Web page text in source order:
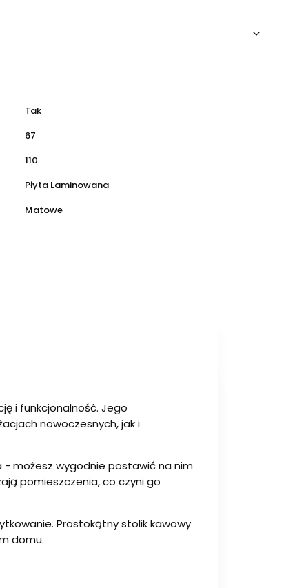
Tak
67
110
Płyta Laminowana
Matowe
i funkcjonalność. Jego
nowoczesnych, jak i
możesz wygodnie postawić na nim
pomieszczenia, co czyni go
Prostokątny stolik kawowy
domu.